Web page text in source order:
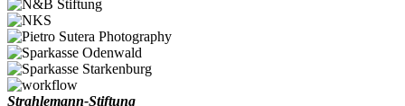
Strahlemann-Stiftung